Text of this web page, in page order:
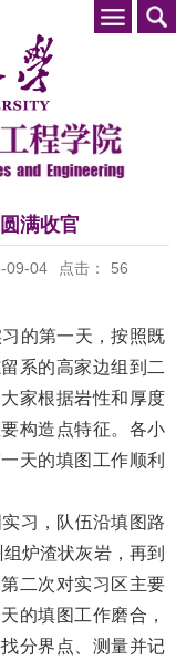
满收官
09-04 点击： 56
的第一天，按照既
系的高家边组到二
家根据岩性和厚度
构造点特征。各小
天的填图工作顺利
习，队伍沿填图路
炉渣状灰岩，再到
二次对实习区主要
的填图工作磨合，
分界点、测量并记